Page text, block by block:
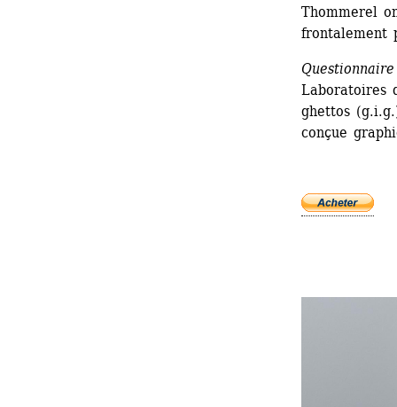
Thommerel
frontalement
Laboratoires
ghettos
conçue